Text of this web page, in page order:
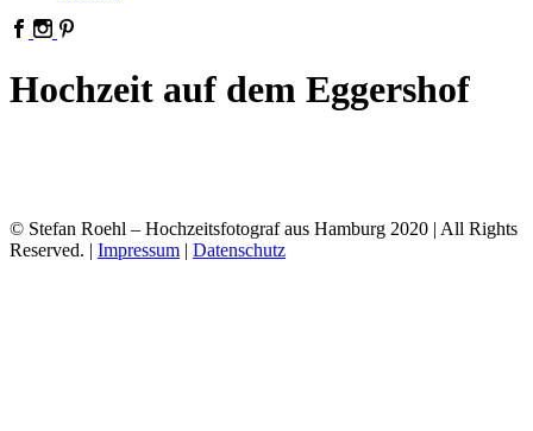
Hochzeit auf dem Eggershof
© Stefan Roehl – Hochzeitsfotograf aus Hamburg 2020 | All Rights
Reserved. | Impressum | Datenschutz